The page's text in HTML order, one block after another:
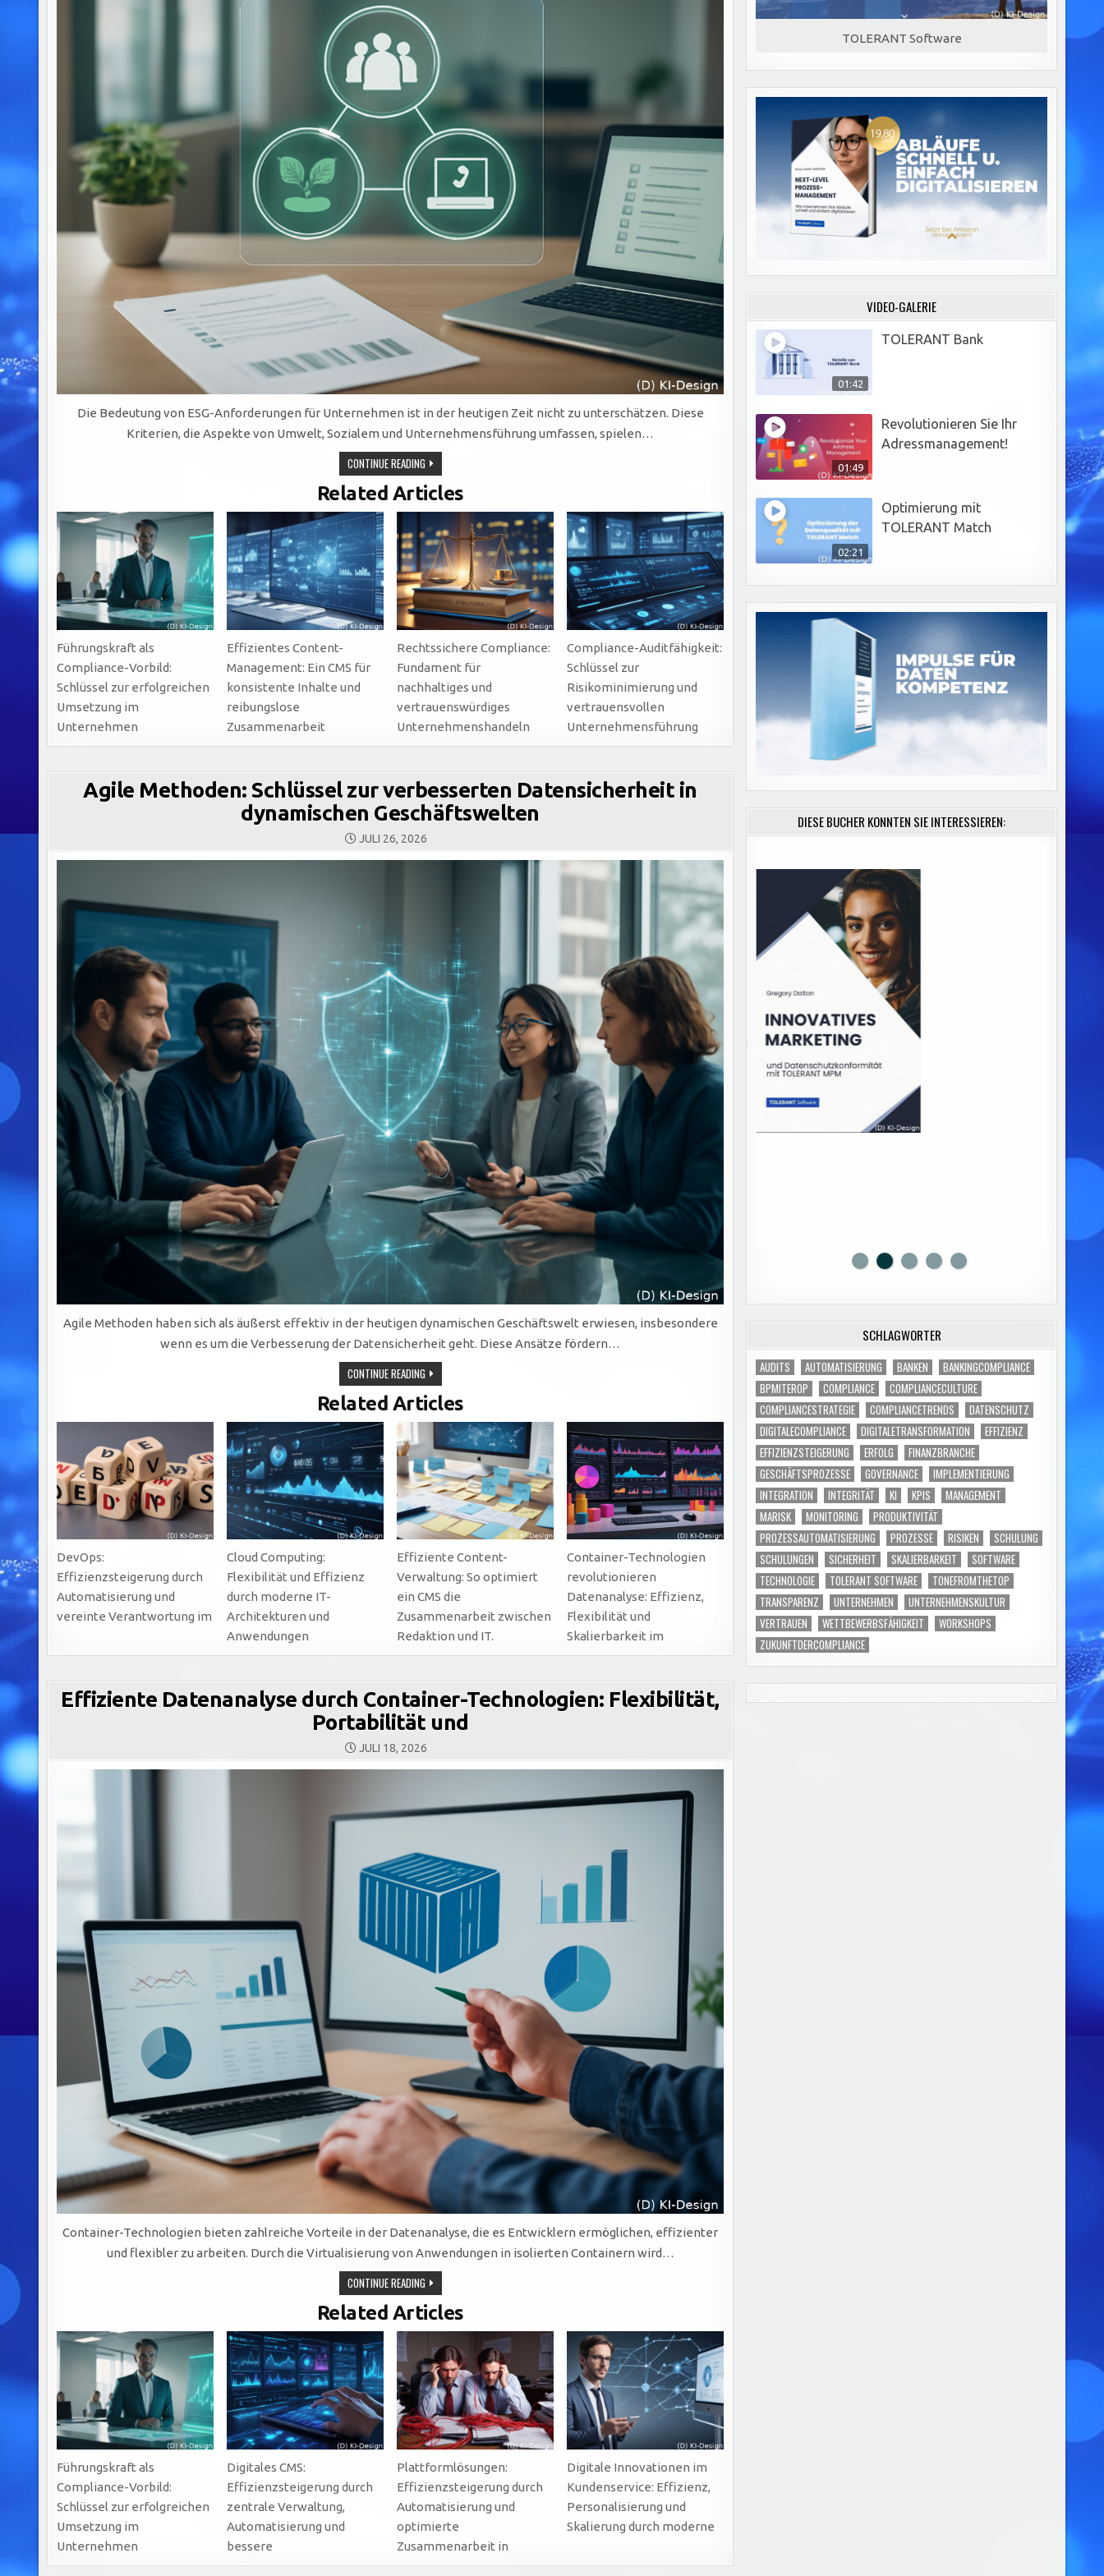
Die Bedeutung von ESG-Anforderungen für Unternehmen ist in der heutigen Zeit nicht zu unterschätzen. Diese
Kriterien, die Aspekte von Umwelt, Sozialem und Unternehmensführung umfassen, spielen…
CONTINUE READINGCMS
FÜR
ESG-
ANFORDERUNGEN
–
MIT
CHECKLISTE
ZUM
DOWNLOAD
Related Articles
Führungskraft als
Compliance-Vorbild:
Schlüssel zur erfolgreichen
Umsetzung im
Unternehmen
Effizientes Content-
Management: Ein CMS für
konsistente Inhalte und
reibungslose
Zusammenarbeit
Rechtssichere Compliance:
Fundament für
nachhaltiges und
vertrauenswürdiges
Unternehmenshandeln
Compliance-Auditfähigkeit:
Schlüssel zur
Risikominimierung und
vertrauensvollen
Unternehmensführung
Agile Methoden: Schlüssel zur verbesserten Datensicherheit in
dynamischen Geschäftswelten
JULI 26, 2026
Agile Methoden haben sich als äußerst effektiv in der heutigen dynamischen Geschäftswelt erwiesen, insbesondere
wenn es um die Verbesserung der Datensicherheit geht. Diese Ansätze fördern…
CONTINUE READINGAGILE
METHODEN:
SCHLÜSSEL
ZUR
VERBESSERTEN
DATENSICHERHEIT
DYNAMISCHEN
GESCHÄFTSWELTEN
Related Articles
DevOps:
Effizienzsteigerung durch
Automatisierung und
vereinte Verantwortung im
Cloud Computing:
Flexibilität und Effizienz
durch moderne IT-
Architekturen und
Anwendungen
Effiziente Content-
Verwaltung: So optimiert
ein CMS die
Zusammenarbeit zwischen
Redaktion und IT.
Container-Technologien
revolutionieren
Datenanalyse: Effizienz,
Flexibilität und
Skalierbarkeit im
Effiziente Datenanalyse durch Container-Technologien: Flexibilität,
Portabilität und
JULI 18, 2026
Container-Technologien bieten zahlreiche Vorteile in der Datenanalyse, die es Entwicklern ermöglichen, effizienter
und flexibler zu arbeiten. Durch die Virtualisierung von Anwendungen in isolierten Containern wird…
CONTINUE READINGEFFIZIENTE
DATENANALYSE
DURCH
CONTAINER-
TECHNOLOGIEN:
FLEXIBILITÄT,
PORTABILITÄT
UND
Related Articles
Führungskraft als
Compliance-Vorbild:
Schlüssel zur erfolgreichen
Umsetzung im
Unternehmen
Digitales CMS:
Effizienzsteigerung durch
zentrale Verwaltung,
Automatisierung und
bessere
Plattformlösungen:
Effizienzsteigerung durch
Automatisierung und
optimierte
Zusammenarbeit in
Digitale Innovationen im
Kundenservice: Effizienz,
Personalisierung und
Skalierung durch moderne
TOLERANT Software
VIDEO-GALERIE
01:42
TOLERANT Bank
01:49
Revolutionieren Sie Ihr
Adressmanagement!
02:21
Optimierung mit
TOLERANT Match
DIESE BÜCHER KÖNNTEN SIE INTERESSIEREN:
SCHLAGWÖRTER
AUDITS AUTOMATISIERUNG BANKEN
BANKINGCOMPLIANCE
BPMITEROP
COMPLIANCE
COMPLIANCECULTURE
COMPLIANCESTRATEGIE
COMPLIANCETRENDS
DATENSCHUTZ
DIGITALECOMPLIANCE
DIGITALETRANSFORMATION
EFFIZIENZ
EFFIZIENZSTEIGERUNG
ERFOLG
FINANZBRANCHE
GESCHÄFTSPROZESSE
GOVERNANCE
IMPLEMENTIERUNG
INTEGRATION
INTEGRITÄT KI KPIS
MANAGEMENT
MARISK
MONITORING
PRODUKTIVITÄT
PROZESSAUTOMATISIERUNG
PROZESSE RISIKEN
SCHULUNG
SCHULUNGEN
SICHERHEIT SKALIERBARKEIT
SOFTWARE
TECHNOLOGIE
TOLERANT SOFTWARE
TONEFROMTHETOP
TRANSPARENZ
UNTERNEHMEN
UNTERNEHMENSKULTUR
VERTRAUEN
WETTBEWERBSFÄHIGKEIT
WORKSHOPS
ZUKUNFTDERCOMPLIANCE